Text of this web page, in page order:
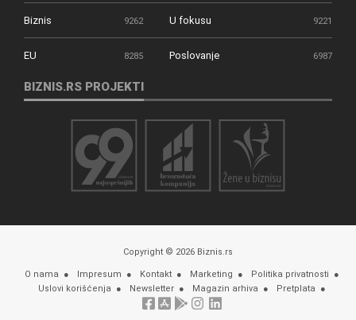
Biznis 9262 U fokusu 9221
EU 8285 Poslovanje 6987
BIZNIS.RS PROJEKTI
Copyright © 2026 Biznis.rs
O nama Impresum Kontakt Marketing
Politika privatnosti
Uslovi korišćenja
Newsletter Magazin arhiva Pretplata